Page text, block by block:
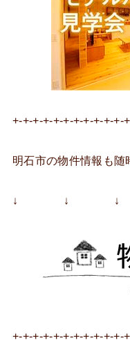
+-+-+-+-+-+-+-+-+-+-+-
明石市の物件情報も随
↓ ↓ ↓
+-+-+-+-+-+-+-+-+-+-+-